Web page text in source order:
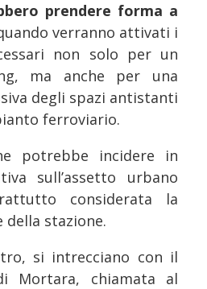
prendere forma a
verranno attivati i
non solo per un
ma anche per una
degli spazi antistanti
ferroviario.
potrebbe incidere in
sull’assetto urbano
considerata la
della stazione.
si intrecciano con il
Mortara, chiamata al